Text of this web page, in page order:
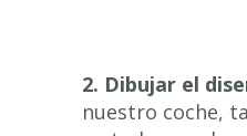
2. Dibujar el
nuestro coche,